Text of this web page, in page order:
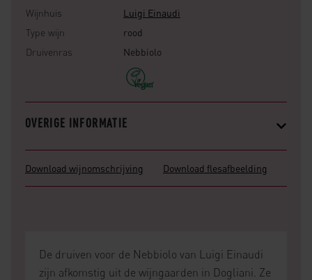
Wijnhuis
Luigi Einaudi
Type wijn
rood
Druivenras
Nebbiolo
OVERIGE INFORMATIE
Download wijnomschrijving Download flesafbeelding
De druiven voor de Nebbiolo van Luigi Einaudi
zijn afkomstig uit de wijngaarden in Dogliani. Ze